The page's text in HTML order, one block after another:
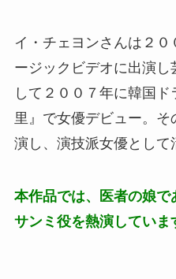
イ・チェヨンさんは２０
ージックビデオに出演
して２００７年に韓国
里』で女優デビュー。
演し、演技派女優として
本作品では、医者の娘
サンミ役を熱演していま